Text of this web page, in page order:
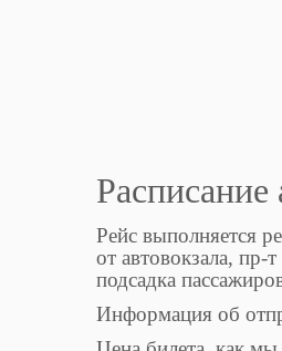
Расписание
Рейс выполняется
от автовокзала,
подсадка
Информация об